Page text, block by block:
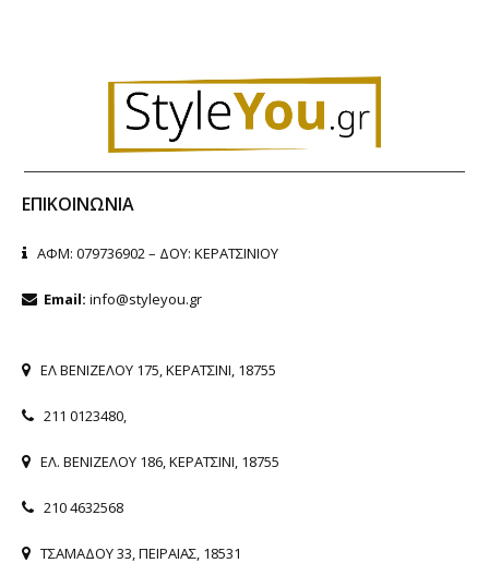
ΕΠΙΚΟΙΝΩΝΊΑ
ΑΦΜ: 079736902 – ΔΟΥ: ΚΕΡΑΤΣΙΝΙΟΥ
Email: info@styleyou.gr
ΕΛ ΒΕΝΙΖΕΛΟΥ 175, ΚΕΡΑΤΣΙΝΙ, 18755
211 0123480
ΕΛ. ΒΕΝΙΖΕΛΟΥ 186, ΚΕΡΑΤΣΙΝΙ, 18755
210 4632568
ΤΣΑΜΑΔΟΥ 33, ΠΕΙΡΑΙΑΣ, 18531